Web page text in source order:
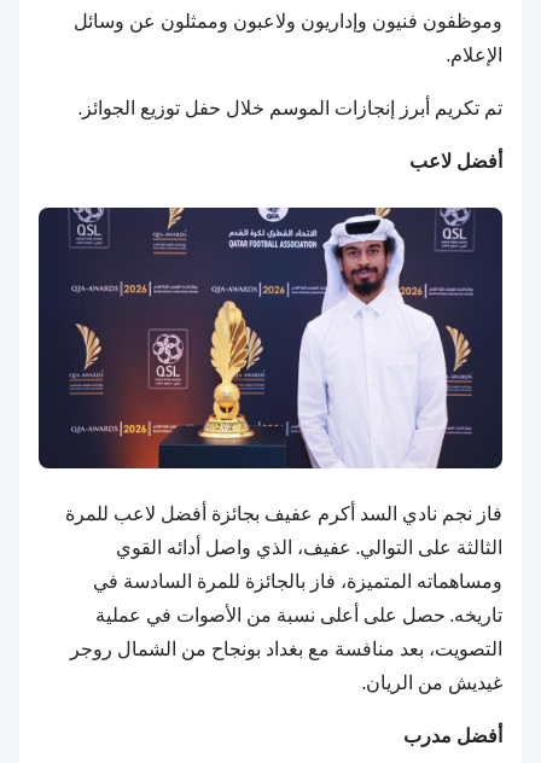
وموظفون فنيون وإداريون ولاعبون وممثلون عن وسائل
الإعلام.
تم تكريم أبرز إنجازات الموسم خلال حفل توزيع الجوائز.
أفضل لاعب
فاز نجم نادي السد أكرم عفيف بجائزة أفضل لاعب للمرة
الثالثة على التوالي. عفيف، الذي واصل أدائه القوي
ومساهماته المتميزة، فاز بالجائزة للمرة السادسة في
تاريخه. حصل على أعلى نسبة من الأصوات في عملية
التصويت، بعد منافسة مع بغداد بونجاح من الشمال روجر
غيديش من الريان.
أفضل مدرب